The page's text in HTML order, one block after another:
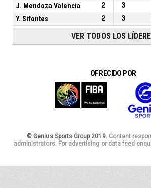
J. Mendoza Valencia 2 3
Y. Sifontes
2 3
VER TODOS LOS
OFRECIDO POR
© Genius Sports Group 2019. Content
administrators. For advertising or data feed